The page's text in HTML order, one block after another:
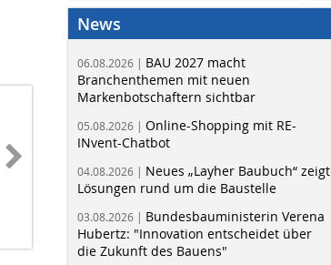
News
06.08.2026 | BAU 2027 macht
Branchenthemen mit neuen
Markenbotschaftern sichtbar
05.08.2026 | Online-Shopping mit RE-
INvent-Chatbot
04.08.2026 | Neues „Layher Baubuch“ zeigt
Lösungen rund um die Baustelle
03.08.2026 | Bundesbauministerin Verena
Hubertz: "Innovation entscheidet über
die Zukunft des Bauens"